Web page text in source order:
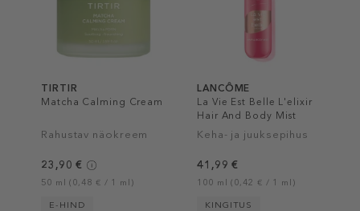
TIRTIR
Matcha Calming Cream
Rahustav näokreem
23,90 €
50 ml (0,48 € / 1 ml)
E-HIND
LANCÔME
La Vie Est Belle L'elixir
Hair And Body Mist
Keha- ja juuksepihus
41,99 €
100 ml (0,42 € / 1 ml)
KINGITUS